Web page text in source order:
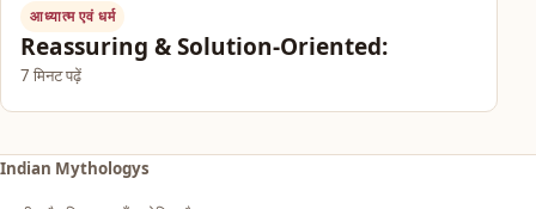
आध्यात्म एवं धर्म
Reassuring & Solution-Oriented:
7 मिनट पढ़ें
Indian Mythologys